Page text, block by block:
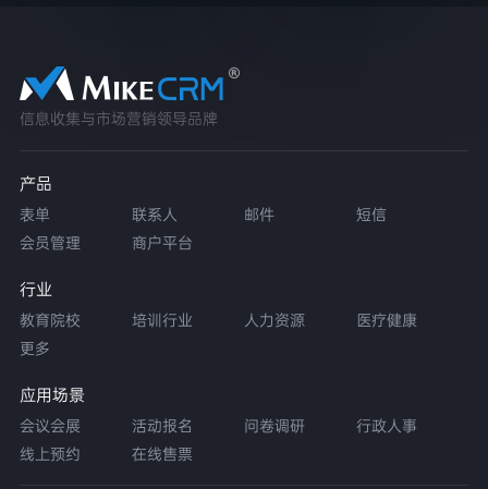
信息收集与市场营销领导品牌
产品
表单 联系人 邮件
短信
会员管理
商户平台
行业
教育院校 培训行业 人力资源
医疗健康
更多
应用场景
会议会展 活动报名 问卷调研
行政人事
线上预约
在线售票